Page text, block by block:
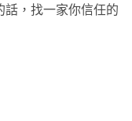
，找一家你信任的